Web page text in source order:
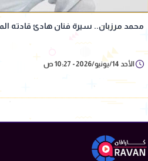
محمد مرزبان.. سيرة فنان هادئ قادته
الأحد 14/يونيو/2026 - 10:27 ص